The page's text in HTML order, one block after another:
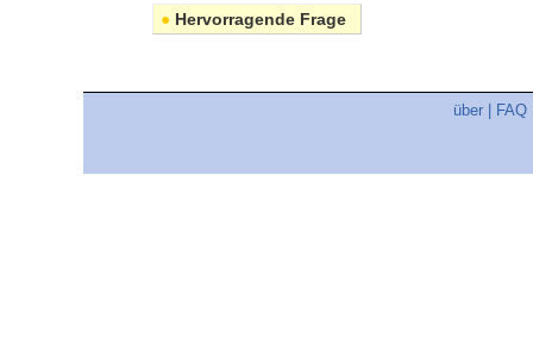
● Hervorragende Frage
über FAQ